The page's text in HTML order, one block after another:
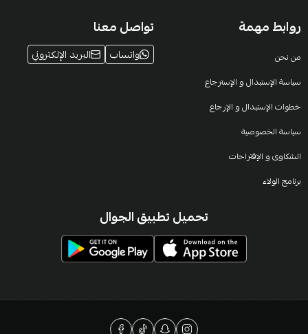
روابط مهمة
من نحن
سياسة الإستبدال و الإسترجاع
خطوات الإستبدال و الإرجاع
سياسة الخصوصية
الشكاوى و الإقتراحات
برنامج الولاء
تواصل معنا
واتساب البريد الإلكتروني
تحميل تطبيق الجوال